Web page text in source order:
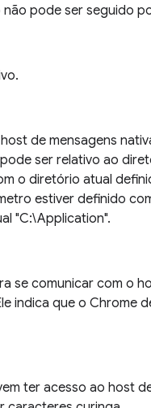
pode ser seguido
de mensagens
ser relativo ao
o diretório atual
estiver definido
"C:\Application".
se comunicar com o
indica que o Chrome
ter acesso ao host